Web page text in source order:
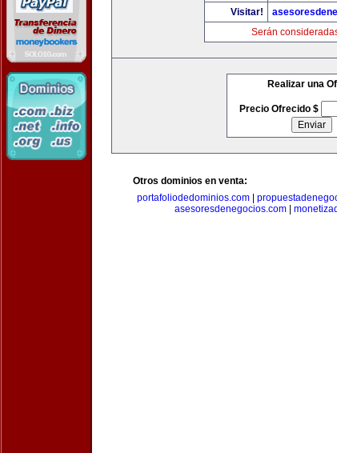
Visitar!
Serán
Realizar una
Precio Ofrecido $
Otros dominios en venta:
portafoliodedominios.com|
asesoresdenegocios.com